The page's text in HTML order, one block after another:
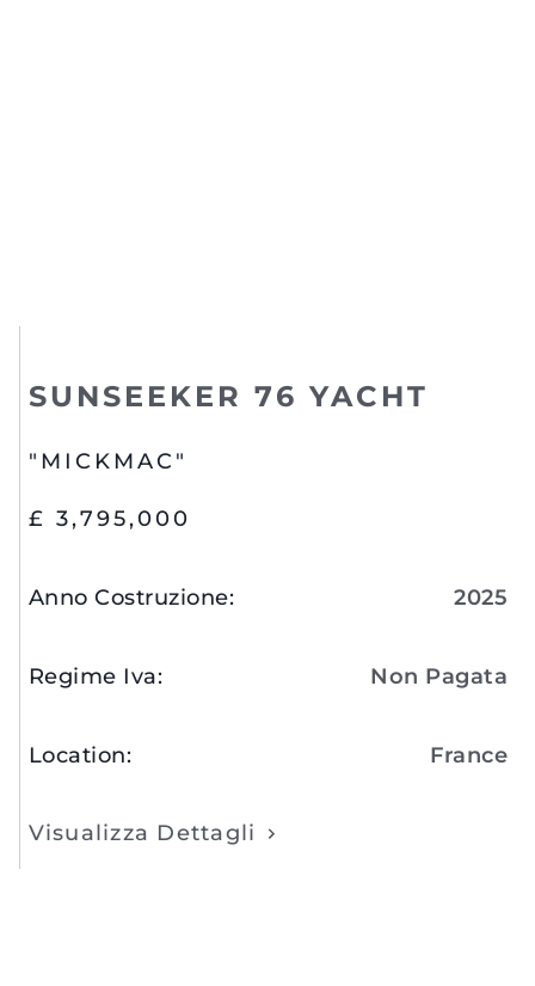
SUNSEEKER 76 YACHT
"MICKMAC"
£ 3,795,000
Anno Costruzione: 2025
Regime Iva: Non Pagata
Location: France
Visualizza Dettagli